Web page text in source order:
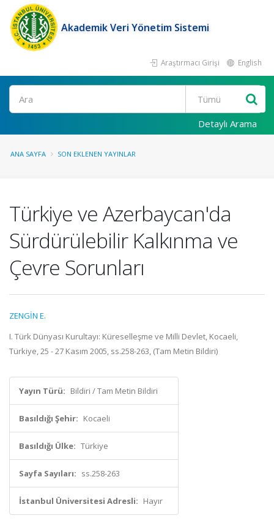
Akademik Veri Yönetim Sistemi
Araştırmacı Girişi English
Ara
Detaylı Arama
ANA SAYFA SON EKLENEN YAYINLAR
Türkiye ve Azerbaycan'da
Sürdürülebilir Kalkınma ve
Çevre Sorunları
ZENGİN E.
I. Türk Dünyası Kurultayı: Küreselleşme ve Milli Devlet, Kocaeli,
Türkiye, 25 - 27 Kasım 2005, ss.258-263, (Tam Metin Bildiri)
Yayın Türü: Bildiri / Tam Metin Bildiri
Basıldığı Şehir: Kocaeli
Basıldığı Ülke: Türkiye
Sayfa Sayıları: ss.258-263
İstanbul Üniversitesi Adresli: Hayır